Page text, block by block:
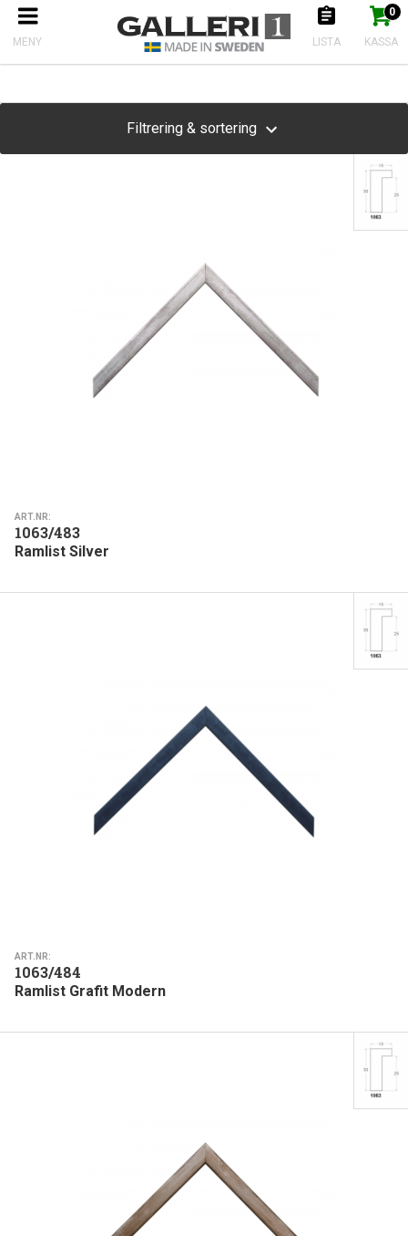
MENY LISTA
0
KASSA
Produkten har nu lagts till i kundkorgenGå till kassan
Produkter
Filtrering & sortering
ART.NR:
1063/483
Ramlist Silver
ART.NR:
1063/484
Ramlist Grafit Modern